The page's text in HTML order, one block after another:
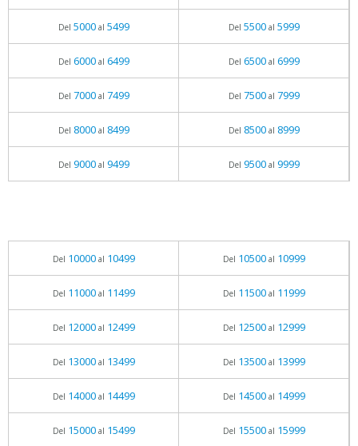
Del 5000al 5499 Del 5500al 5999
Del 6000al 6499 Del 6500al 6999
Del 7000al 7499 Del 7500al 7999
Del 8000al 8499 Del 8500al 8999
Del 9000al 9499 Del 9500al 9999
Del 10000al 10499 Del 10500al 10999
Del 11000al 11499 Del 11500al 11999
Del 12000al 12499 Del 12500al 12999
Del 13000al 13499 Del 13500al 13999
Del 14000al 14499 Del 14500al 14999
Del 15000al 15499 Del 15500al 15999